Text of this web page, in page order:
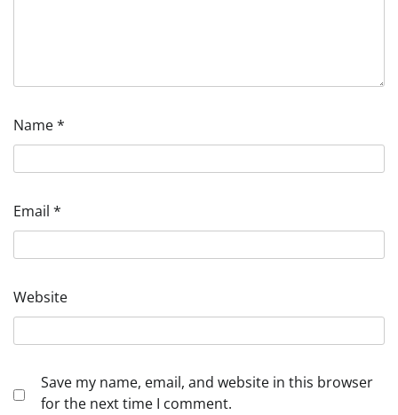
Name*
Email *
Website
Save my name, email, and website in this browser
for the next time I comment.